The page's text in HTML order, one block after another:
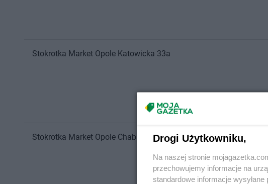
Stokrotka Market Opole Katowicka 33a
Stokrotka Market Opole Chabrów 52Drogi Użytkowniku,
Na naszej stronie
przechowujemy informacje na
standardowe informacje